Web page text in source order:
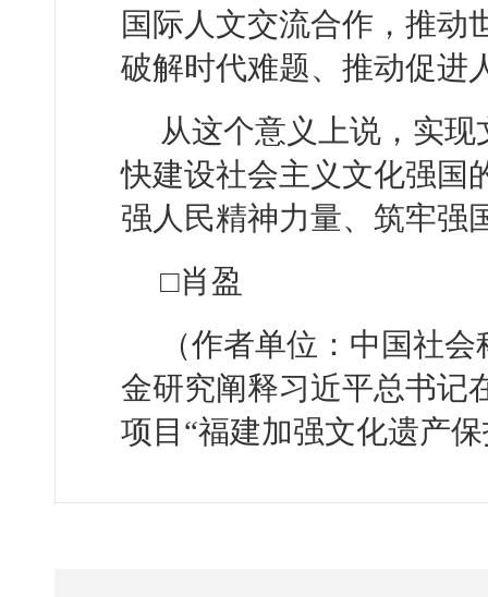
国际人文交流合作，推动
破解时代难题、推动促进
从这个意义上说，实
快建设社会主义文化强国
强人民精神力量、筑牢强
□肖盈
（作者单位：中国社
金研究阐释习近平总书记
项目“福建加强文化遗产